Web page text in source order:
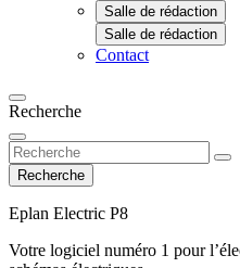
Salle de rédaction
Salle de rédaction
Contact
Recherche
Recherche
Eplan Electric P8
Votre logiciel numéro 1 pour